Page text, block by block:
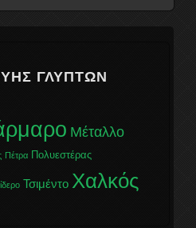
ΓΛΥΠΤΏΝ
Μέταλλο
Πέτρα Πολυεστέρας
Τσιμέντο Χαλκός